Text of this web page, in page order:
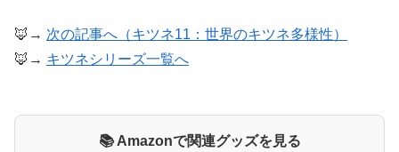
🦊→ 次の記事へ（キツネ11：世界のキツネ多様性）
🦊→ キツネシリーズ一覧へ
📚 Amazonで関連グッズを見る